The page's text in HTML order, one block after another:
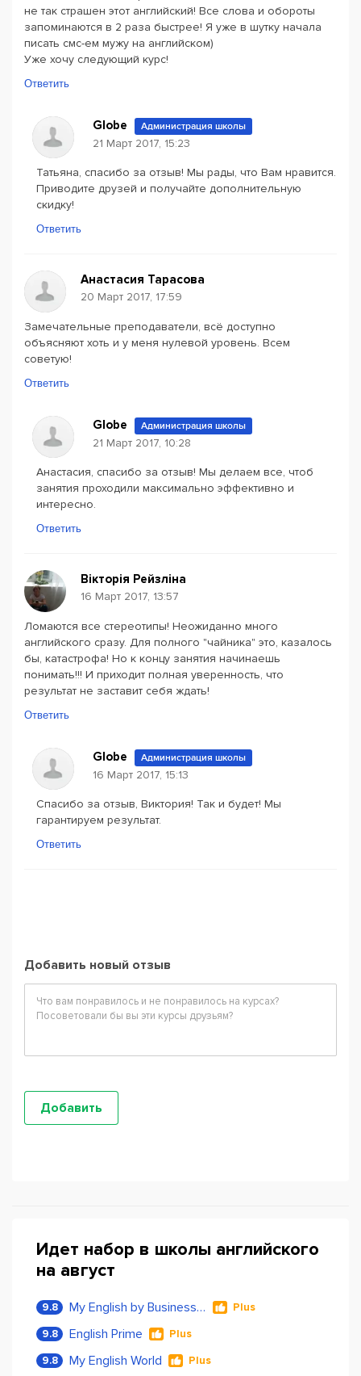
не так страшен этот английский! Все слова и обороты
запоминаются в 2 раза быстрее! Я уже в шутку начала
писать смс-ем мужу на английском)
Уже хочу следующий курс!
Ответить
Globe Администрация школы
21 Март 2017, 15:23
Татьяна, спасибо за отзыв! Мы рады, что Вам нравится.
Приводите друзей и получайте дополнительную
скидку!
Ответить
Анастасия Тарасова
20 Март 2017, 17:59
Замечательные преподаватели, всё доступно
объясняют хоть и у меня нулевой уровень. Всем
советую!
Ответить
Globe Администрация школы
21 Март 2017, 10:28
Анастасия, спасибо за отзыв! Мы делаем все, чтоб
занятия проходили максимально эффективно и
интересно.
Ответить
Вікторія Рейзліна
16 Март 2017, 13:57
Ломаются все стереотипы! Неожиданно много
английского сразу. Для полного "чайника" это, казалось
бы, катастрофа! Но к концу занятия начинаешь
понимать!!! И приходит полная уверенность, что
результат не заставит себя ждать!
Ответить
Globe Администрация школы
16 Март 2017, 15:13
Спасибо за отзыв, Виктория! Так и будет! Мы
гарантируем результат.
Ответить
Добавить новый отзыв
Идет набор в школы английского
на август
9.8 My English by Business Language Plus
9.8 English Prime Plus
9.8 My English World Plus